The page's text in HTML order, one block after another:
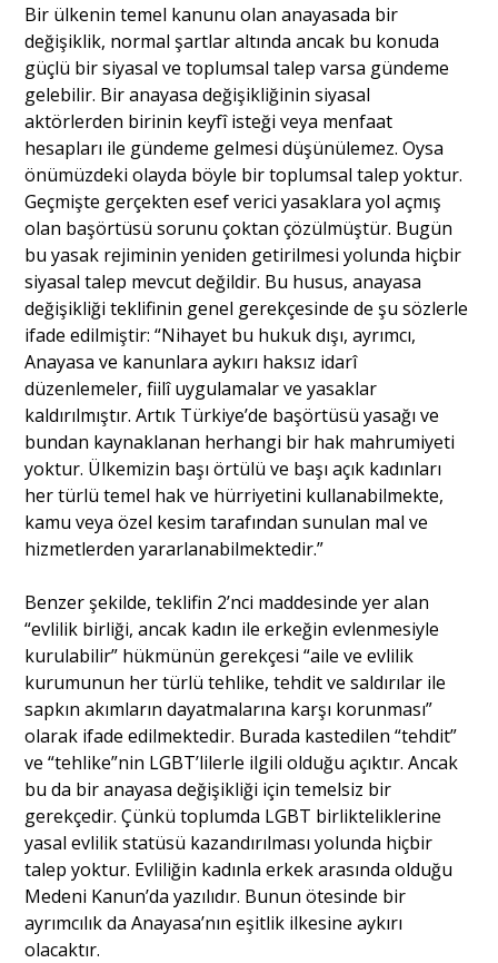
Söyleşi
Yazı Dizisi
Portre
Yazarlar
Eğitim
Dosya Haber
Ankara Analiz
Sağlık
Bir ülkenin temel kanunu olan anayasada bir
değişiklik, normal şartlar altında ancak bu konuda
güçlü bir siyasal ve toplumsal talep varsa gündeme
gelebilir. Bir anayasa değişikliğinin siyasal
aktörlerden birinin keyfî isteği veya menfaat
hesapları ile gündeme gelmesi düşünülemez. Oysa
önümüzdeki olayda böyle bir toplumsal talep yoktur.
Geçmişte gerçekten esef verici yasaklara yol açmış
olan başörtüsü sorunu çoktan çözülmüştür. Bugün
bu yasak rejiminin yeniden getirilmesi yolunda hiçbir
siyasal talep mevcut değildir. Bu husus, anayasa
değişikliği teklifinin genel gerekçesinde de şu sözlerle
ifade edilmiştir: “Nihayet bu hukuk dışı, ayrımcı,
Anayasa ve kanunlara aykırı haksız idarî
düzenlemeler, fiilî uygulamalar ve yasaklar
kaldırılmıştır. Artık Türkiye’de başörtüsü yasağı ve
bundan kaynaklanan herhangi bir hak mahrumiyeti
yoktur. Ülkemizin başı örtülü ve başı açık kadınları
her türlü temel hak ve hürriyetini kullanabilmekte,
kamu veya özel kesim tarafından sunulan mal ve
hizmetlerden yararlanabilmektedir.”
Benzer şekilde, teklifin 2’nci maddesinde yer alan
“evlilik birliği, ancak kadın ile erkeğin evlenmesiyle
kurulabilir” hükmünün gerekçesi “aile ve evlilik
kurumunun her türlü tehlike, tehdit ve saldırılar ile
sapkın akımların dayatmalarına karşı korunması”
olarak ifade edilmektedir. Burada kastedilen “tehdit”
ve “tehlike”nin LGBT’lilerle ilgili olduğu açıktır. Ancak
bu da bir anayasa değişikliği için temelsiz bir
gerekçedir. Çünkü toplumda LGBT birlikteliklerine
yasal evlilik statüsü kazandırılması yolunda hiçbir
talep yoktur. Evliliğin kadınla erkek arasında olduğu
Medeni Kanun’da yazılıdır. Bunun ötesinde bir
ayrımcılık da Anayasa’nın eşitlik ilkesine aykırı
olacaktır.